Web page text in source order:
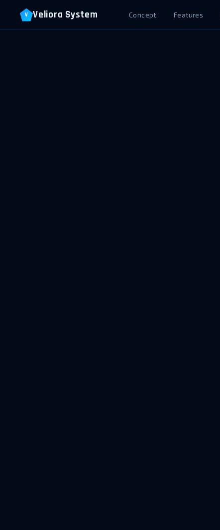
Veliora System Concept Features